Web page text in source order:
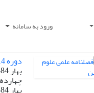
ورود به سامانه
دوره 14، شماره 55